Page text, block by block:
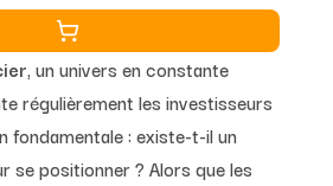
, un univers en constante
régulièrement les investisseurs
fondamentale : existe-t-il un
se positionner ? Alors que les